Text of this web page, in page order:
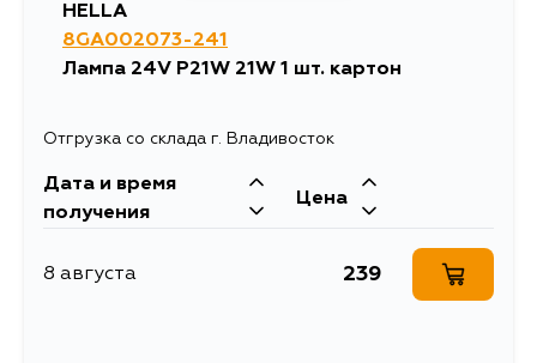
HELLA
8GA002073-241
Лампа 24V P21W 21W 1 шт. картон
Отгрузка со склада г. Владивосток
Дата и время
получения
Цена
8 августа 239